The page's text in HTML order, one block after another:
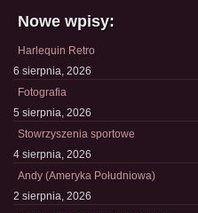
Nowe wpisy:
Harlequin Retro
6 sierpnia, 2026
Fotografia
5 sierpnia, 2026
Stowrzyszenia sportowe
4 sierpnia, 2026
Andy (Ameryka Południowa)
2 sierpnia, 2026